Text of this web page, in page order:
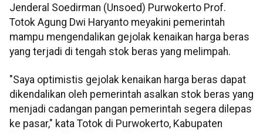
Jenderal Soedirman (Unsoed) Purwokerto Prof.
Totok Agung Dwi Haryanto meyakini pemerintah
mampu mengendalikan gejolak kenaikan harga beras
yang terjadi di tengah stok beras yang melimpah.
"Saya optimistis gejolak kenaikan harga beras dapat
dikendalikan oleh pemerintah asalkan stok beras yang
menjadi cadangan pangan pemerintah segera dilepas
ke pasar," kata Totok di Purwokerto, Kabupaten